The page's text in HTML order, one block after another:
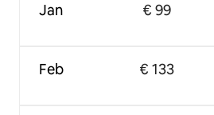
Jan
Feb
€ 99
€ 133